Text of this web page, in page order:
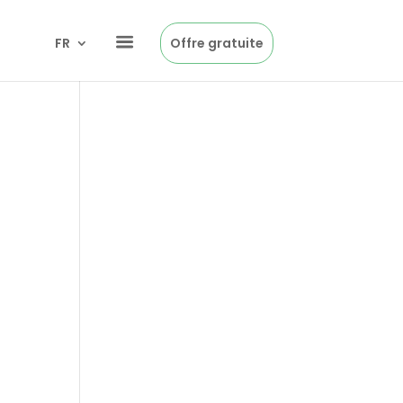
FR Offre gratuite